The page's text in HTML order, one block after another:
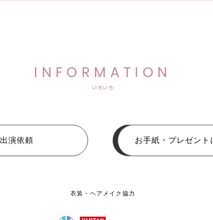
INFORMATION
いろいろ
出演依頼 お手紙・プレゼント
衣装・ヘアメイク協力